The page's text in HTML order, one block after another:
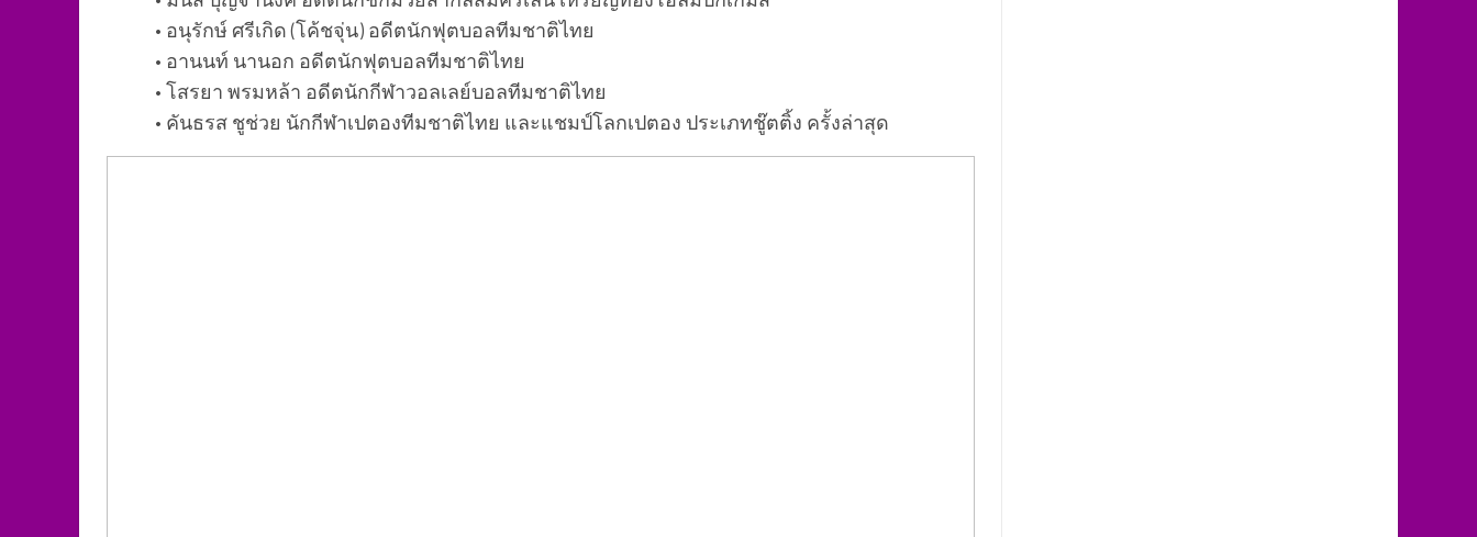
• อนุรักษ์ ศรีเกิด (โค้ชจุ่น) อดีตนักฟุตบอลทีมชาติไทย
• อานนท์ นานอก อดีตนักฟุตบอลทีมชาติไทย
• โสรยา พรมหล้า อดีตนักกีฬาวอลเลย์บอลทีมชาติไทย
• คันธรส ชูช่วย นักกีฬาเปตองทีมชาติไทย และแชมป์โลกเปตอง ประเภทชู๊ตติ้ง ครั้งล่าสุด